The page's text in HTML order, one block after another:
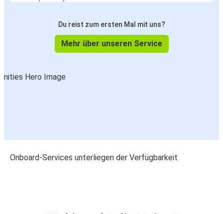
Du reist zum ersten Mal mit uns?
Mehr über unseren Service
Onboard-Services unterliegen der Verfügbarkeit